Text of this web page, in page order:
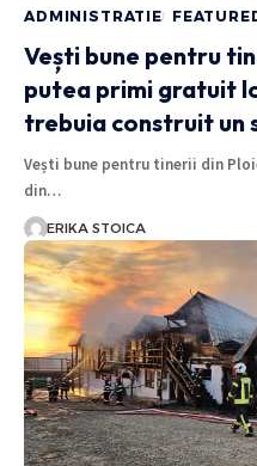
ADMINISTRATIE
Vești bune pentru
putea primi gratuit
trebuia construit un
Vești bune pentru tinerii din
din…
ERIKA STOICA